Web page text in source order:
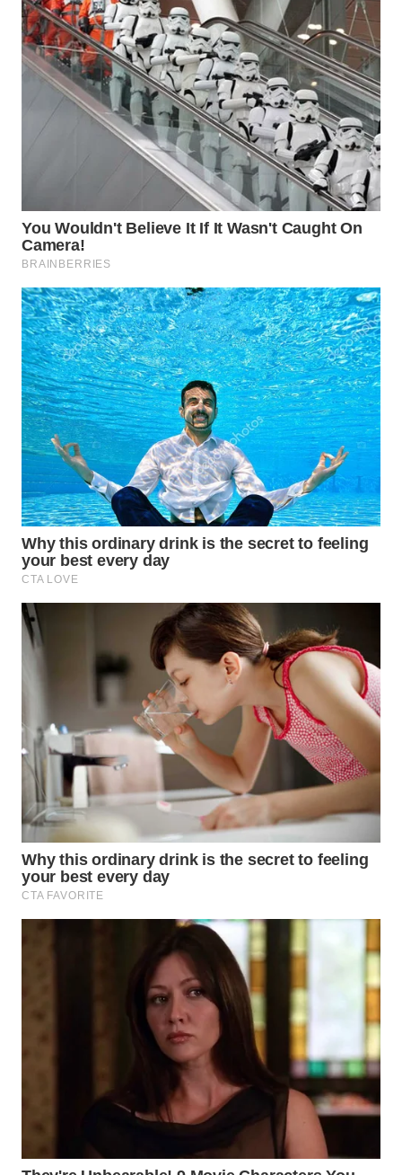
WN
SIMALUNGUN
WN
LABUHANBATU
WN DELI
SERDANG
WN
TEBING
TINGGI
WN
PAKPAK
WN
KARAWANG
WN
BEKASI
WN
TAPANULI
UTARA
WN
SAMOSIR
WN
PADANG
LAWAS
CIANJUR
KEPULAUAN
WN